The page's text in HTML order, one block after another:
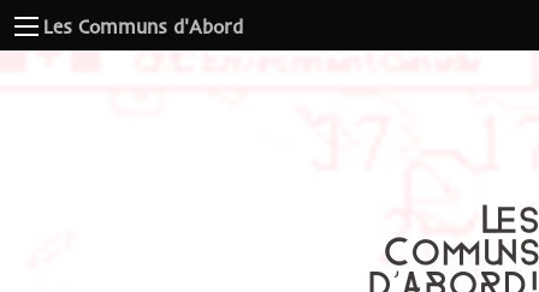
Les Communs d'Abord